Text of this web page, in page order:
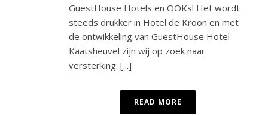
GuestHouse Hotels en OOKs! Het wordt
steeds drukker in Hotel de Kroon en met
de ontwikkeling van GuestHouse Hotel
Kaatsheuvel zijn wij op zoek naar
versterking. [...]
READ MORE